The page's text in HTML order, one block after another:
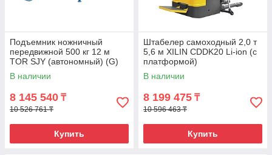
Подъемник ножничный
передвижной 500 кг 12 м
TOR SJY (автономный) (G)
В наличии
8 145 540 ₸
10 526 761 ₸
Купить
Штабелер самоходный 2,0 т
5,6 м XILIN CDDK20 Li-ion (с
платформой)
В наличии
8 199 475 ₸
10 596 463 ₸
Купить